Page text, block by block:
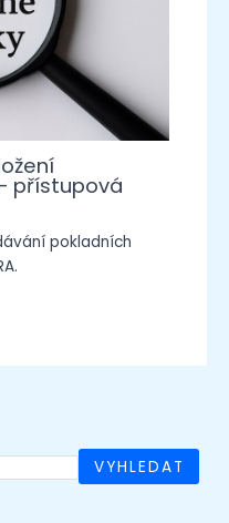
přístupová
pokladních
VYHLEDAT